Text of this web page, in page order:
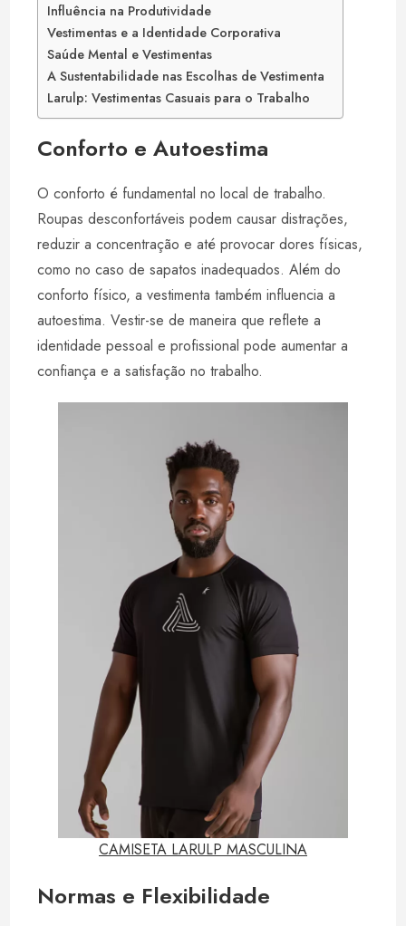
Influência na Produtividade
Vestimentas e a Identidade Corporativa
Saúde Mental e Vestimentas
A Sustentabilidade nas Escolhas de Vestimenta
Larulp: Vestimentas Casuais para o Trabalho
Conforto e Autoestima
O conforto é fundamental no local de trabalho.
Roupas desconfortáveis podem causar distrações,
reduzir a concentração e até provocar dores físicas,
como no caso de sapatos inadequados. Além do
conforto físico, a vestimenta também influencia a
autoestima. Vestir-se de maneira que reflete a
identidade pessoal e profissional pode aumentar a
confiança e a satisfação no trabalho.
CAMISETA LARULP MASCULINA
Normas e Flexibilidade